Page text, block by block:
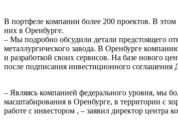
В портфеле компании более 200 проектов. В
них в Оренбурге.
– Мы подробно обсудили детали предстоящего
металлургического завода. В Оренбурге
и разработкой своих сервисов. На базе нового
после подписания инвестиционного соглашения
– Являясь компанией федерального уровня, мы
масштабирования в Оренбурге, в территории с
работе с инвестором , – заявил директор